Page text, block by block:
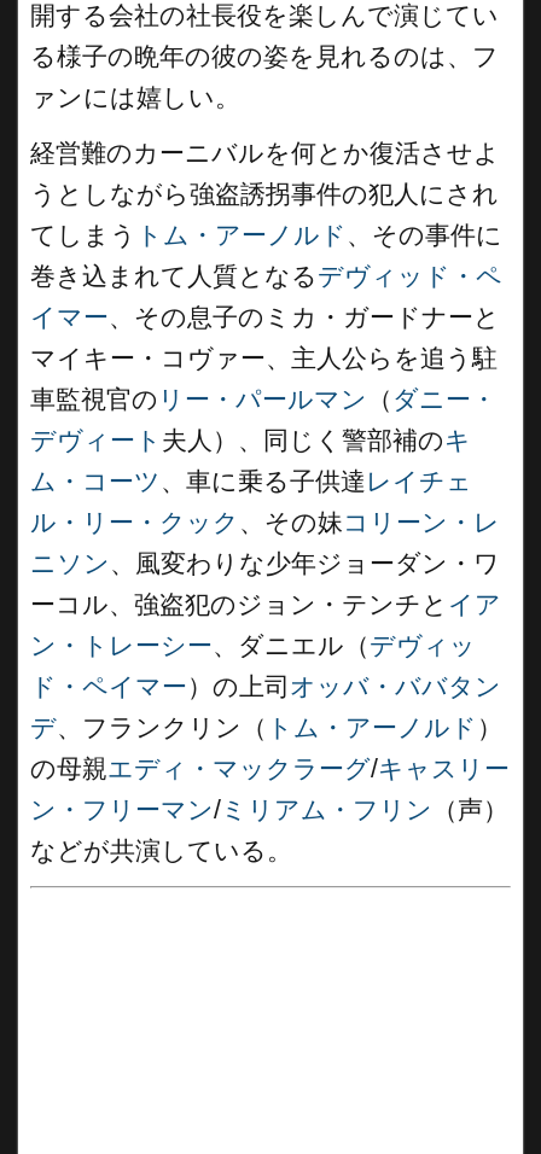
開する会社の社長役を楽しんで演じてい
る様子の晩年の彼の姿を見れるのは、フ
ァンには嬉しい。
経営難のカーニバルを何とか復活させよ
うとしながら強盗誘拐事件の犯人にされ
てしまう トム・アーノルド 、その事件に
巻き込まれて人質となるデヴィッド・ペ
イマー、その息子のミカ・ガードナーと
マイキー・コヴァー、主人公らを追う駐
車監視官の リー・パールマン （ ダニー・
デヴィート 夫人）、同じく警部補のキ
ム・コーツ 、車に乗る子供達 レイチェ
ル・リー・クック 、その妹コリーン・レ
ニソン 、風変わりな少年ジョーダン・ワ
ーコル、強盗犯のジョン・テンチと イア
ン・トレーシー、ダニエル（デヴィッ
ド・ペイマー）の上司 オッバ・ババタン
デ、フランクリン（ トム・アーノルド ）
の母親エディ・マックラーグ/キャスリー
ン・フリーマン/ ミリアム・フリン
（声）
などが共演している。